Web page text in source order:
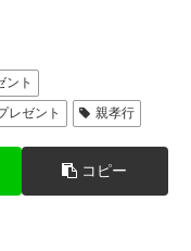
ント
レゼント 親孝行
コピー